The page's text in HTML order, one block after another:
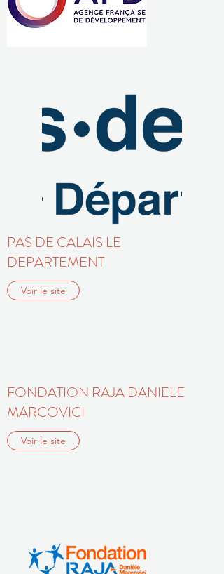
PAS DE CALAIS LE
DEPARTEMENT
Voir le site
FONDATION RAJA DANIELE
MARCOVICI
Voir le site